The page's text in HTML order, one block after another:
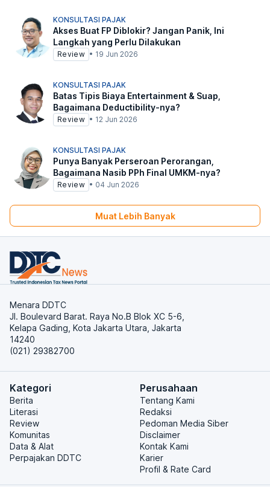
KONSULTASI PAJAK
Akses Buat FP Diblokir? Jangan Panik, Ini
Langkah yang Perlu Dilakukan
Review • 19 Jun 2026
KONSULTASI PAJAK
Batas Tipis Biaya Entertainment & Suap,
Bagaimana Deductibility-nya?
Review • 12 Jun 2026
KONSULTASI PAJAK
Punya Banyak Perseroan Perorangan,
Bagaimana Nasib PPh Final UMKM-nya?
Review • 04 Jun 2026
Muat Lebih Banyak
Menara DDTC
Jl. Boulevard Barat. Raya No.B Blok XC 5-6,
Kelapa Gading, Kota Jakarta Utara, Jakarta
14240
(021) 29382700
Kategori
Berita
Literasi
Review
Komunitas
Data & Alat
Perpajakan DDTC
Perusahaan
Tentang Kami
Redaksi
Pedoman Media Siber
Disclaimer
Kontak Kami
Karier
Profil & Rate Card